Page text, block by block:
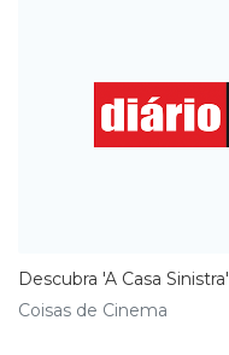
Descubra 'A Casa Sinistra'
Coisas de Cinema